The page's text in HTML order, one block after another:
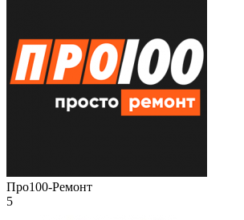
Про100-Ремонт
5